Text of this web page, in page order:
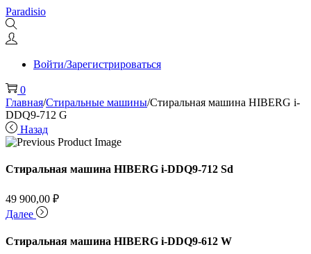
Перейти
к
навигации
Перейти
к
содержимому
Paradisio
Войти/Зарегистрироваться
0
Главная/Стиральные машины/Стиральная машина HIBERG i-
DDQ9-712 G
Назад
Стиральная машина HIBERG i-DDQ9-712 Sd
49 900,00 ₽
Далее
Стиральная машина HIBERG i-DDQ9-612 W